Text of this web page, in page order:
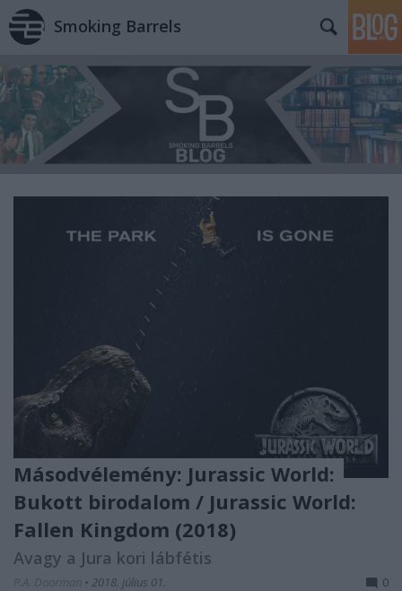
Smoking Barrels
Másodvélemény: Jurassic World:
Bukott birodalom / Jurassic World:
Fallen Kingdom (2018)
Avagy a Jura kori lábfétis
• 2018. július 01. 0